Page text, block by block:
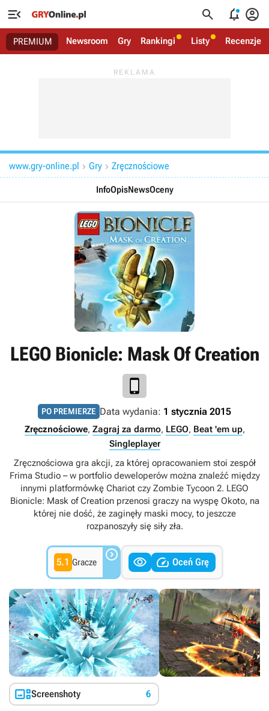
   
PREMIUM Newsroom Gry Rankingi Listy Recenzje
www.gry-online.pl  Gry  Zręcznościowe
InfoOpisNewsOceny
LEGO Bionicle: Mask Of Creation
PO PREMIERZE Data wydania: 1 stycznia 2015
Zręcznościowe, Zagraj za darmo, LEGO, Beat 'em up,
Singleplayer
Zręcznościowa gra akcji, za której opracowaniem stoi zespół
Frima Studio – w portfolio deweloperów można znaleźć między
innymi platformówkę Chariot czy Zombie Tycoon 2. LEGO
Bionicle: Mask of Creation przenosi graczy na wyspę Okoto, na
której nie dość, że zaginęły maski mocy, to jeszcze
rozpanoszyły się siły zła.
5.1 Gracze    Oceń Grę
Screenshoty 6